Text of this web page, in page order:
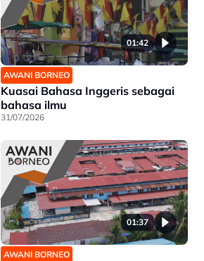
01:42
AWANI BORNEO
Kuasai Bahasa Inggeris sebagai
bahasa ilmu
31/07/2026
01:37
AWANI BORNEO